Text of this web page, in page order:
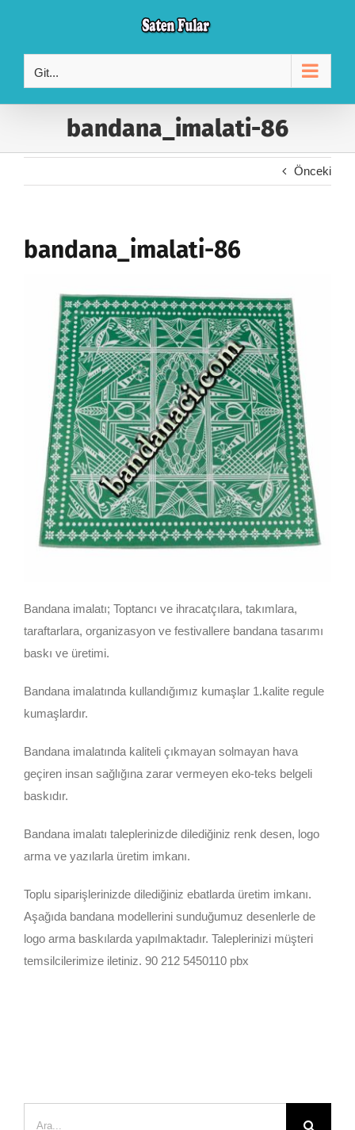
content
Git...
bandana_imalati-86
Önceki
bandana_imalati-86
Bandana imalatı; Toptancı ve ihracatçılara, takımlara,
taraftarlara, organizasyon ve festivallere bandana tasarımı
baskı ve üretimi.
Bandana imalatında kullandığımız kumaşlar 1.kalite regule
kumaşlardır.
Bandana imalatında kaliteli çıkmayan solmayan hava
geçiren insan sağlığına zarar vermeyen eko-teks belgeli
baskıdır.
Bandana imalatı taleplerinizde dilediğiniz renk desen, logo
arma ve yazılarla üretim imkanı.
Toplu siparişlerinizde dilediğiniz ebatlarda üretim imkanı.
Aşağıda bandana modellerini sunduğumuz desenlerle de
logo arma baskılarda yapılmaktadır. Taleplerinizi müşteri
temsilcilerimize iletiniz. 90 212 5450110 pbx